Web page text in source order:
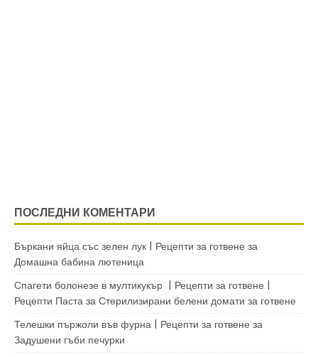
ПОСЛЕДНИ КОМЕНТАРИ
Бъркани яйца със зелен лук | Рецепти за готвене за
Домашна бабина лютеница
Спагети болонезе в мултикукър | Рецепти за готвене |
Рецепти Паста за Стерилизирани белени домати за готвене
Телешки пържоли във фурна | Рецепти за готвене за
Задушени гъби печурки